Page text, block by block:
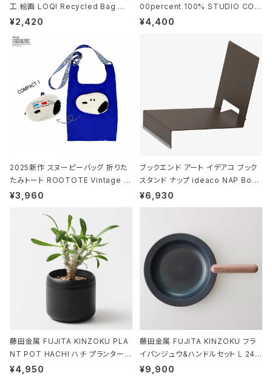
工 絵画 LOQI Recycled Bag ロ
ーキー 大きめ トートバッグ MOOMI
¥2,420
00percent 100% STUDIO COH
AKU Timeless 100パーセント ス
¥4,400
2025新作 スヌーピーバッグ 折りた
たみトート ROOTOTE Vintage P
EANUTS ROO-shopper mid 84
ド.ピーナッツ-0P 3Dグラス
¥3,960
ブックエンド アート イデアコ ブック
スタンド ナップ ideaco NAP Book
stand ブラウン
¥6,930
藤田金属 FUJITA KINZOKU PLA
NT POT HACHI ハチ プランターポ
ット 3号 ブラック
¥4,950
藤田金属 FUJITA KINZOKU フラ
イパンジュウ&ハンドルセット L 24c
m ガス火・IH対応 鉄フライパン ウォ
¥9,900